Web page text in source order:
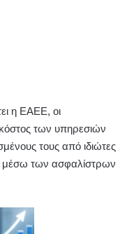
η ΕΑΕΕ, οι
κόστος των υπηρεσιών
τους από ιδιώτες
μέσω των ασφαλίστρων